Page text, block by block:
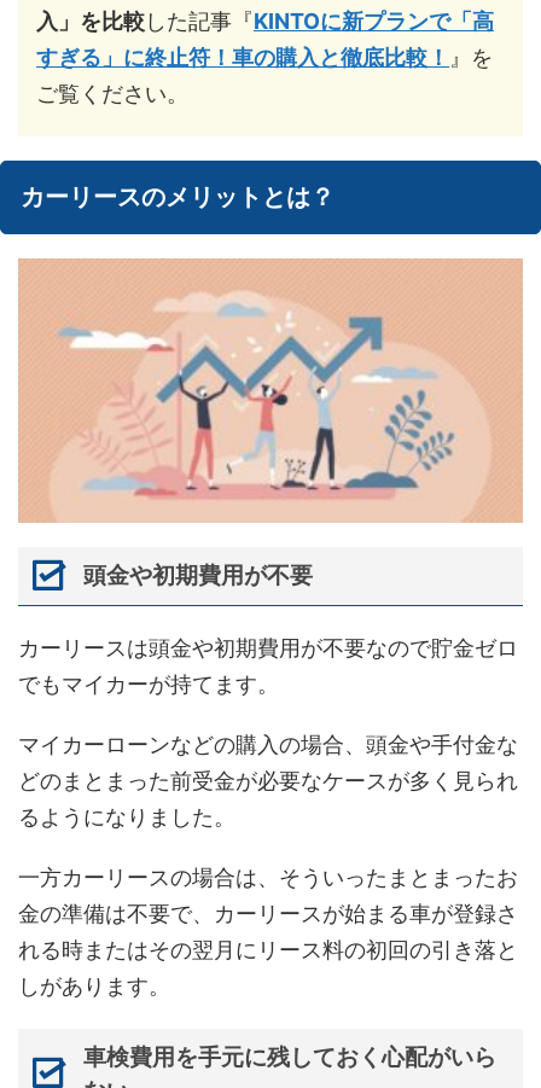
入」を比較した記事『KINTOに新プランで「高
すぎる」に終止符！車の購入と徹底比較！ 』を
ご覧ください。
カーリースのメリットとは？
頭金や初期費用が不要
カーリースは頭金や初期費用が不要なので貯金ゼロ
でもマイカーが持てます。
マイカーローンなどの購入の場合、頭金や手付金な
どのまとまった前受金が必要なケースが多く見られ
るようになりました。
一方カーリースの場合は、そういったまとまったお
金の準備は不要で、カーリースが始まる車が登録さ
れる時またはその翌月にリース料の初回の引き落と
しがあります。
車検費用を手元に残しておく心配がいら